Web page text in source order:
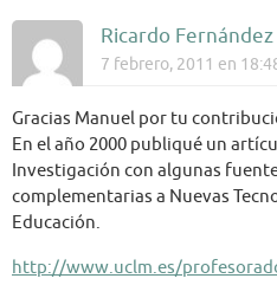
Ricardo Fernández
7 febrero, 2011 en
Gracias Manuel por tu
En el año 2000 publiqué un
Investigación con algunas
complementarias a Nuevas
Educación.
http://www.uclm.es/